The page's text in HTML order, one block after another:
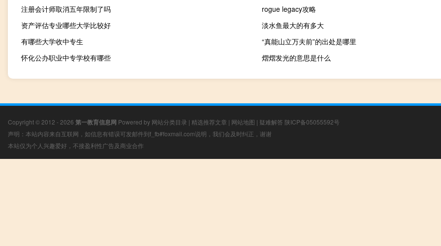
注册会计师取消五年限制了吗
rogue legacy攻略
资产评估专业哪些大学比较好
淡水鱼最大的有多大
有哪些大学收中专生
“真能山立万夫前”的出处是哪里
怀化公办职业中专学校有哪些
熠熠发光的意思是什么
Copyright © 2012 - 2026 第一教育信息网 Powered by 网站分类目录 | 精选推荐文章 | 网站地图 | 疑难解答 陕ICP备05055592号
声明：本站内容来自互联网，如信息有错误可发邮件到f_fb#foxmail.com说明，我们会及时纠正，谢谢
本站仅为个人兴趣爱好，不接盈利性广告及商业合作